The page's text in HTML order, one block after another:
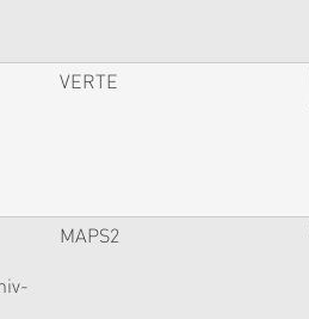
VERTE
MAPS2